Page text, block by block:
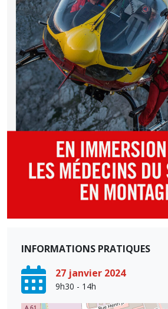
INFORMATIONS PRATIQUES
27 janvier 2024
9h30 - 14h